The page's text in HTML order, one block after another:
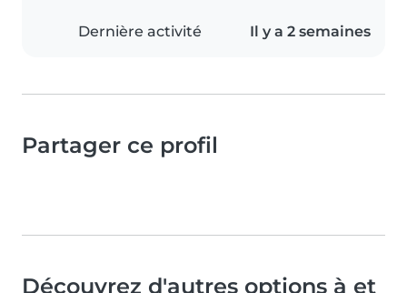
Dernière activité Il y a 2 semaines
Partager ce profil
Découvrez d'autres options à et